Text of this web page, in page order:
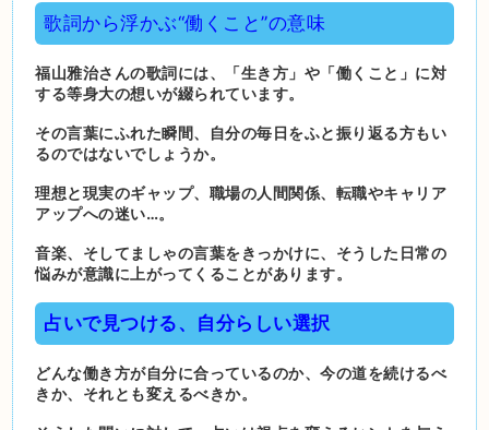
歌詞から浮かぶ“働くこと”の意味
福山雅治さんの歌詞には、「生き方」や「働くこと」に対
する等身大の想いが綴られています。
その言葉にふれた瞬間、自分の毎日をふと振り返る方もい
るのではないでしょうか。
理想と現実のギャップ、職場の人間関係、転職やキャリア
アップへの迷い…。
音楽、そしてましゃの言葉をきっかけに、そうした日常の
悩みが意識に上がってくることがあります。
占いで見つける、自分らしい選択
どんな働き方が自分に合っているのか、今の道を続けるべ
きか、それとも変えるべきか。